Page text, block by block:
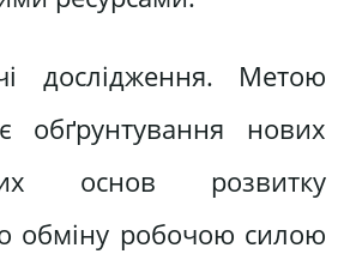
дослідження. Метою
обґрунтування нових
основ розвитку
обміну робочою силою